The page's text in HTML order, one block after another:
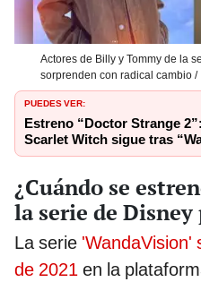
Actores de Billy y Tommy de la
sorprenden con radical cambio
PUEDES VER:
Estreno “Doctor Strange
Scarlet Witch sigue tras
¿Cuándo se
la serie de Disney
La serie 'WandaVision'
de 2021 en la